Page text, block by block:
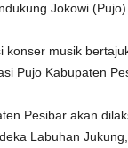
Jokowi (Pujo)
konser musik
Pujo Kabupaten
Pesibar akan
Labuhan